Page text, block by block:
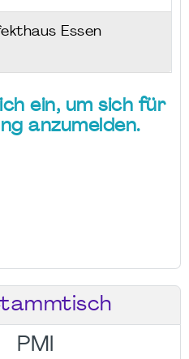
Essen
ein, um sich für
anzumelden.
PMI